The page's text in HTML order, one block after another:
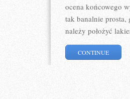
ocena końcowego
tak banalnie prosta,
należy położyć
CONTINUE